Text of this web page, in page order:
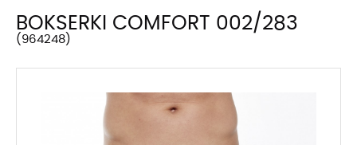
BOKSERKI COMFORT 002/283
964248